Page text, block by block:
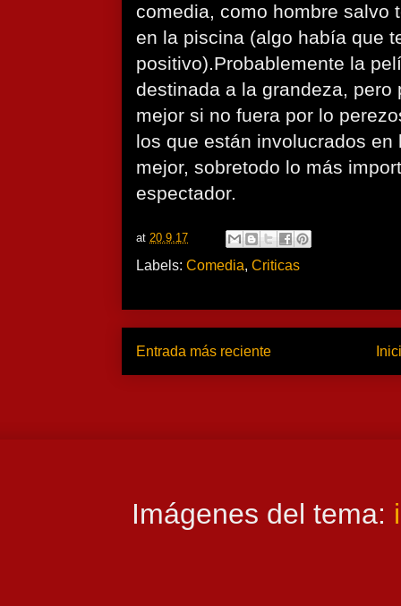
comedia, como hombre salvo
en la piscina (algo había que
positivo).Probablemente la
destinada a la grandeza, pero
mejor si no fuera por lo
los que están involucrados
mejor, sobretodo lo más
espectador.
at 20.9.17
Labels: Comedia, Criticas
Entrada más reciente
Imágenes del tema: